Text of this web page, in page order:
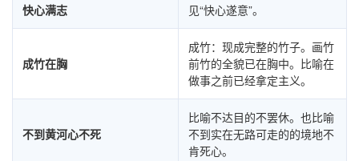
快心满志 见“快心遂意”。
成竹在胸
成竹：现成完整的竹子。画竹
前竹的全貌已在胸中。比喻在
做事之前已经拿定主义。
不到黄河心不死
比喻不达目的不罢休。也比喻
不到实在无路可走的的境地不
肯死心。